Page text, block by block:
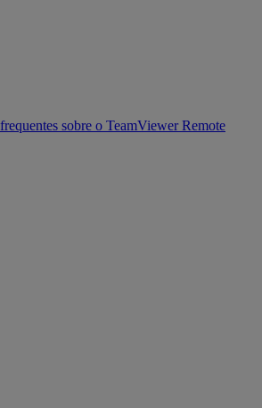
sobre o TeamViewer Remote